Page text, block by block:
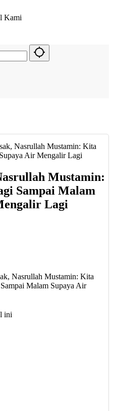
Kami
Nasrullah Mustamin: Kita
Air Mengalir Lagi
Mustamin:
Sampai Malam
Lagi
Nasrullah Mustamin: Kita
Malam Supaya Air
ini